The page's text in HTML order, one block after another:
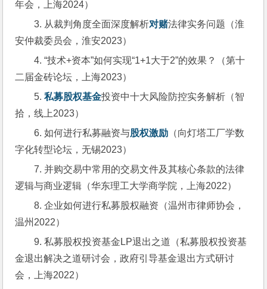
年会，上海2024）
3. 从裁判角度全面深度解析对赌法律实务问题（淮
安仲裁委员会，淮安2023）
4. “技术+资本”如何实现“1+1大于2”的效果？（第十
二届金砖论坛，上海2023）
5. 私募股权基金投资中十大风险防控实务解析（智
拾，线上2023）
6. 如何进行私募融资与股权激励 （向灯塔工厂学数
字化转型论坛，无锡2023）
7. 并购交易中常用的交易文件及其核心条款的法律
逻辑与商业逻辑（华东理工大学商学院，上海2022）
8. 企业如何进行私募股权融资（温州市律师协会，
温州2022）
9. 私募股权投资基金LP退出之道（私募股权投资基
金退出解决之道研讨会，政府引导基金退出方式研讨
会，上海2022）